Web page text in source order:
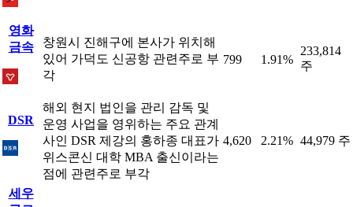
영화
금속
창원시 진해구에 본사가 위치해
있어 가덕도 신공항 관련주로 부
각
799 1.91%
233,814
주
DSR
해외 현지 법인을 관리 감독 및
운영 사업을 영위하는 주요 관계
사인 DSR 제강의 홍하종 대표가
위스콘신 대학 MBA 출신이라는
점에 관련주로 부각
4,620 2.21% 44,979 주
세우